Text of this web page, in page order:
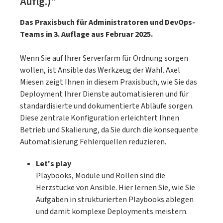
Tipps zur Projekt-Migration, Container-
Sicherheit, Docker ohne Root, Kubernetes,
Podman, dem Docker Desktop und
Docker und Podmann erklärt: So setzen Sie
Container produktiv einOhne Software-
Container läuft nichts mehr in modernen
Entwicklungsumgebungen! Dieses Buch
erklärt Ihnen die Konzepte und Ideen hinter
Docker und zeigt Ihnen, wie Sie Container
sauber in Ihre Umgebung integrieren und
produktiv einsetzen.2. Continuous Delivery
Continuous Delivery Pipeline aufbauen und
nutzen. Beschleunigen Sie so
Entwicklungsprozesse und sorgen Sie für
reibungslose Übergänge zwischen Test-
und Produktivumgebungen.3. Ihr
Das Praxisbuch für Administratoren und DevOps-
Teams in 3. Auflage aus Februar 2025.
Wenn Sie auf Ihrer Serverfarm für Ordnung sorgen
wollen, ist Ansible das Werkzeug der Wahl. Axel
Miesen zeigt Ihnen in diesem Praxisbuch, wie Sie das
Deployment Ihrer Dienste automatisieren und für
standardisierte und dokumentierte Abläufe sorgen.
Diese zentrale Konfiguration erleichtert Ihnen
Betrieb und Skalierung, da Sie durch die konsequente
Automatisierung Fehlerquellen reduzieren.
Let's play
Playbooks, Module und Rollen sind die
Herzstücke von Ansible. Hier lernen Sie, wie Sie
Aufgaben in strukturierten Playbooks ablegen
und damit komplexe Deployments meistern.